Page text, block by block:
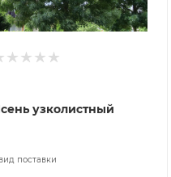
узколистный
поставки